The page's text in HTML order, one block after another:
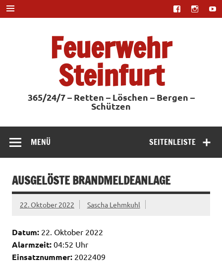
Zum
Inhalt
springen
Feuerwehr
Steinfurt
365/24/7 – Retten – Löschen – Bergen –
Schützen
SEITENLEISTE
MENÜ
AUSGELÖSTE BRANDMELDEANLAGE
22. Oktober 2022 Sascha Lehmkuhl
Datum: 22. Oktober 2022
Alarmzeit: 04:52 Uhr
Einsatznummer: 2022409